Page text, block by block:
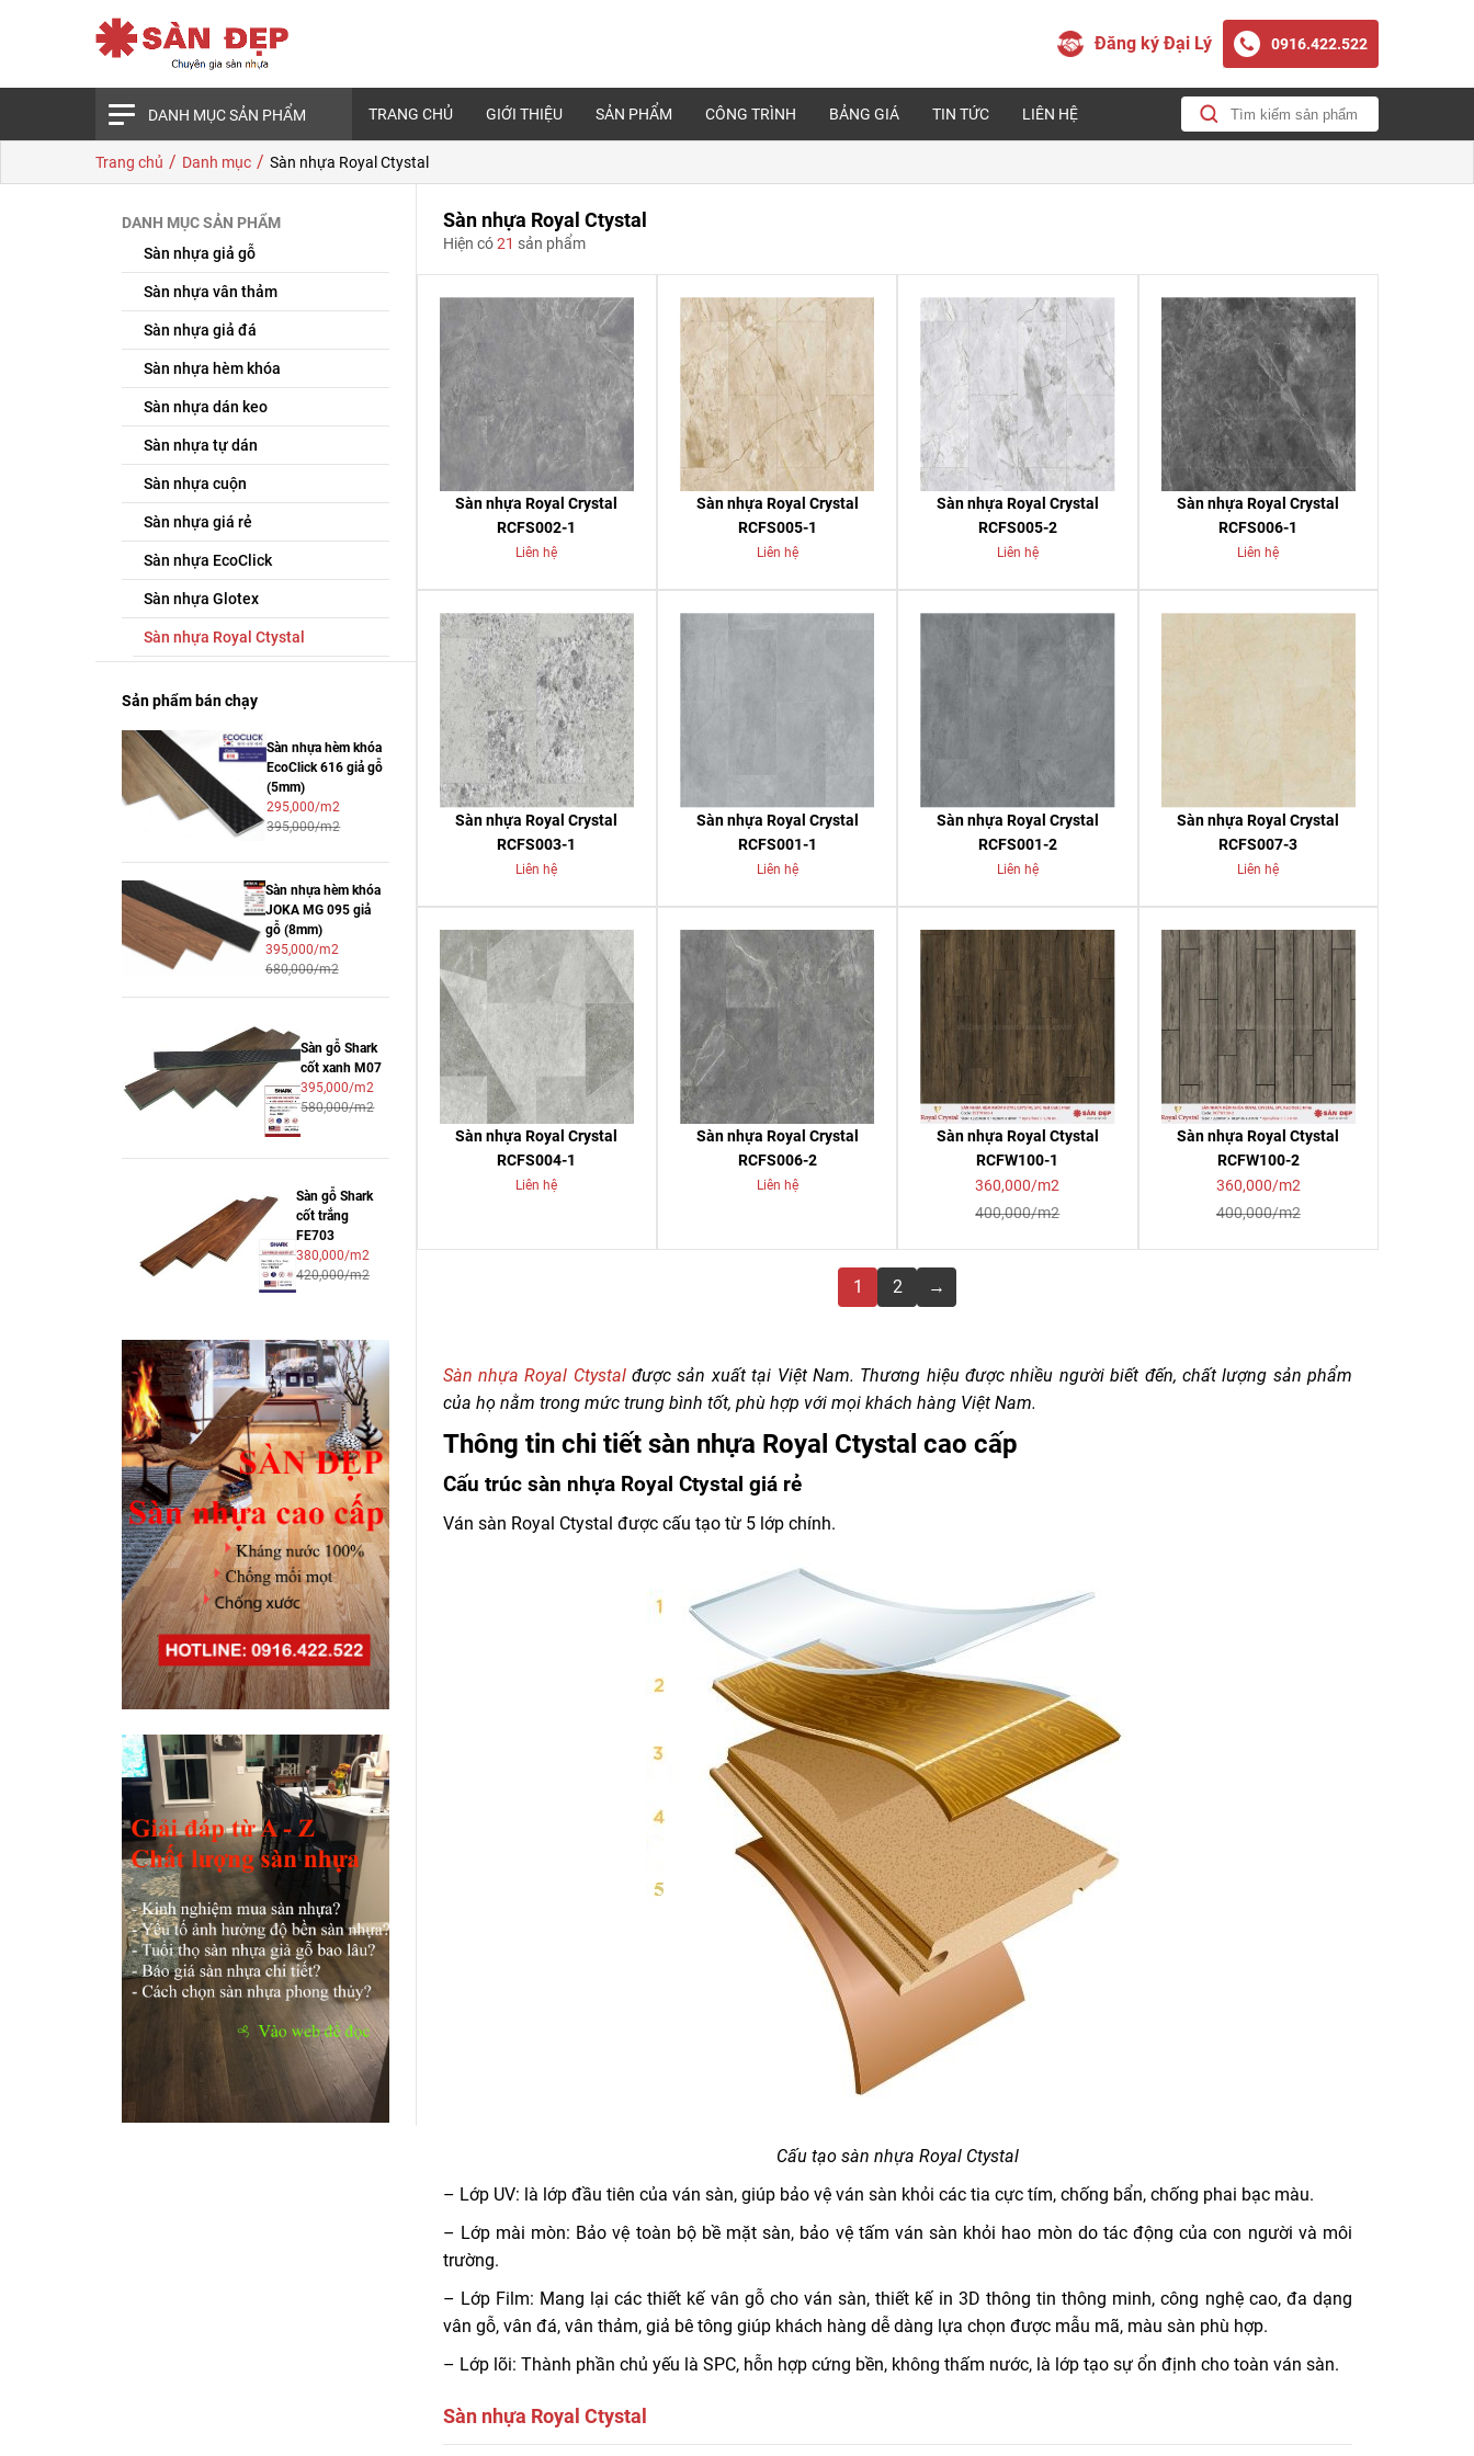
Đăng ký Đại Lý 0916.422.522
DANH MỤC SẢN PHẨM TRANG CHỦ GIỚI THIỆU SẢN PHẨM CÔNG TRÌNH BẢNG GIÁ TIN TỨC LIÊN HỆ
Trang chủ / Danh mục / Sàn nhựa Royal Ctystal
DANH MỤC SẢN PHẨM
Sàn nhựa giả gỗ
Sàn nhựa vân thảm
Sàn nhựa giả đá
Sàn nhựa hèm khóa
Sàn nhựa dán keo
Sàn nhựa tự dán
Sàn nhựa cuộn
Sàn nhựa giá rẻ
Sàn nhựa EcoClick
Sàn nhựa Glotex
Sàn nhựa Royal Ctystal
Sản phẩm bán chạy
Sàn nhựa hèm khóa
EcoClick 616 giả gỗ
(5mm)
295,000/m2
395,000/m2
Sàn nhựa hèm khóa
JOKA MG 095 giả
gỗ (8mm)
395,000/m2
680,000/m2
Sàn gỗ Shark
cốt xanh M07
395,000/m2
580,000/m2
Sàn gỗ Shark
cốt trắng
FE703
380,000/m2
420,000/m2
Sàn nhựa Royal Ctystal
Hiện có21 sản phẩm
Sàn nhựa Royal Crystal
RCFS002-1
Liên hệ
Sàn nhựa Royal Crystal
RCFS005-1
Liên hệ
Sàn nhựa Royal Crystal
RCFS005-2
Liên hệ
Sàn nhựa Royal Crystal
RCFS006-1
Liên hệ
Sàn nhựa Royal Crystal
RCFS003-1
Liên hệ
Sàn nhựa Royal Crystal
RCFS001-1
Liên hệ
Sàn nhựa Royal Crystal
RCFS001-2
Liên hệ
Sàn nhựa Royal Crystal
RCFS007-3
Liên hệ
Sàn nhựa Royal Crystal
RCFS004-1
Liên hệ
Sàn nhựa Royal Crystal
RCFS006-2
Liên hệ
Sàn nhựa Royal Ctystal
RCFW100-1
360,000/m2
400,000/m2
Sàn nhựa Royal Ctystal
RCFW100-2
360,000/m2
400,000/m2
1 2 →
Sàn nhựa Royal Ctystalđược sản xuất tại Việt Nam. Thương hiệu được nhiều người biết đến, chất lượng sản phẩm
của họ nằm trong mức trung bình tốt, phù hợp với mọi khách hàng Việt Nam.
Thông tin chi tiết sàn nhựa Royal Ctystal cao cấp
Cấu trúc sàn nhựa Royal Ctystal giá rẻ
Ván sàn Royal Ctystal được cấu tạo từ 5 lớp chính.
Cấu tạo sàn nhựa Royal Ctystal
– Lớp UV: là lớp đầu tiên của ván sàn, giúp bảo vệ ván sàn khỏi các tia cực tím, chống bẩn, chống phai bạc màu.
– Lớp mài mòn: Bảo vệ toàn bộ bề mặt sàn, bảo vệ tấm ván sàn khỏi hao mòn do tác động của con người và môi
trường.
– Lớp Film: Mang lại các thiết kế vân gỗ cho ván sàn, thiết kế in 3D thông tin thông minh, công nghệ cao, đa dạng
vân gỗ, vân đá, vân thảm, giả bê tông giúp khách hàng dễ dàng lựa chọn được mẫu mã, màu sàn phù hợp.
– Lớp lõi: Thành phần chủ yếu là SPC, hỗn hợp cứng bền, không thấm nước, là lớp tạo sự ổn định cho toàn ván sàn.
Sàn nhựa Royal Ctystal